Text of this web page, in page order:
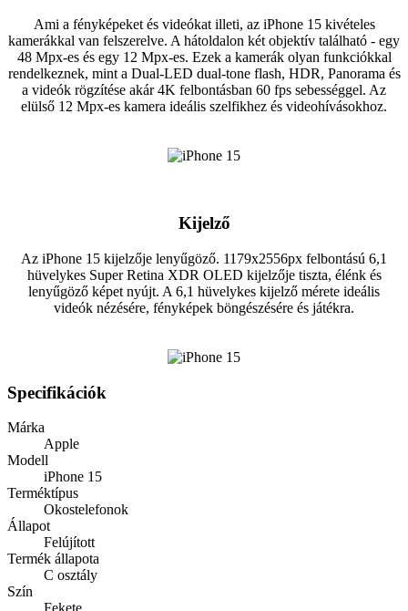
Ami a fényképeket és videókat illeti, az iPhone 15 kivételes
kamerákkal van felszerelve. A hátoldalon két objektív található - egy
48 Mpx-es és egy 12 Mpx-es. Ezek a kamerák olyan funkciókkal
rendelkeznek, mint a Dual-LED dual-tone flash, HDR, Panorama és
a videók rögzítése akár 4K felbontásban 60 fps sebességgel. Az
elülső 12 Mpx-es kamera ideális szelfikhez és videohívásokhoz.
Kijelző
Az iPhone 15 kijelzője lenyűgöző. 1179x2556px felbontású 6,1
hüvelykes Super Retina XDR OLED kijelzője tiszta, élénk és
lenyűgöző képet nyújt. A 6,1 hüvelykes kijelző mérete ideális
videók nézésére, fényképek böngészésére és játékra.
Specifikációk
Márka
Apple
Modell
iPhone 15
Terméktípus
Okostelefonok
Állapot
Felújított
Termék állapota
C osztály
Szín